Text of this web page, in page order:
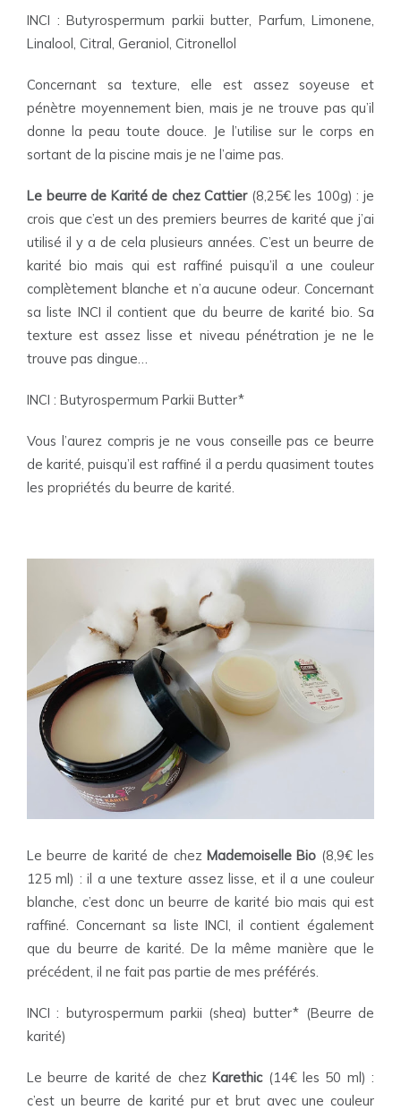
INCI : Butyrospermum parkii butter, Parfum, Limonene,
Linalool, Citral, Geraniol, Citronellol
Concernant sa texture, elle est assez soyeuse et
pénètre moyennement bien, mais je ne trouve pas qu’il
donne la peau toute douce. Je l’utilise sur le corps en
sortant de la piscine mais je ne l’aime pas.
Le beurre de Karité de chez Cattier(8,25€ les 100g) : je
crois que c’est un des premiers beurres de karité que j’ai
utilisé il y a de cela plusieurs années. C’est un beurre de
karité bio mais qui est raffiné puisqu’il a une couleur
complètement blanche et n’a aucune odeur. Concernant
sa liste INCI il contient que du beurre de karité bio. Sa
texture est assez lisse et niveau pénétration je ne le
trouve pas dingue…
INCI : Butyrospermum Parkii Butter*
Vous l’aurez compris je ne vous conseille pas ce beurre
de karité, puisqu’il est raffiné il a perdu quasiment toutes
les propriétés du beurre de karité.
Le beurre de karité de chez Mademoiselle Bio (8,9€ les
125 ml) : il a une texture assez lisse, et il a une couleur
blanche, c’est donc un beurre de karité bio mais qui est
raffiné. Concernant sa liste INCI, il contient également
que du beurre de karité. De la même manière que le
précédent, il ne fait pas partie de mes préférés.
INCI : butyrospermum parkii (shea) butter* (Beurre de
karité)
Le beurre de karité de chezKarethic (14€ les 50 ml) :
c’est un beurre de karité pur et brut avec une couleur